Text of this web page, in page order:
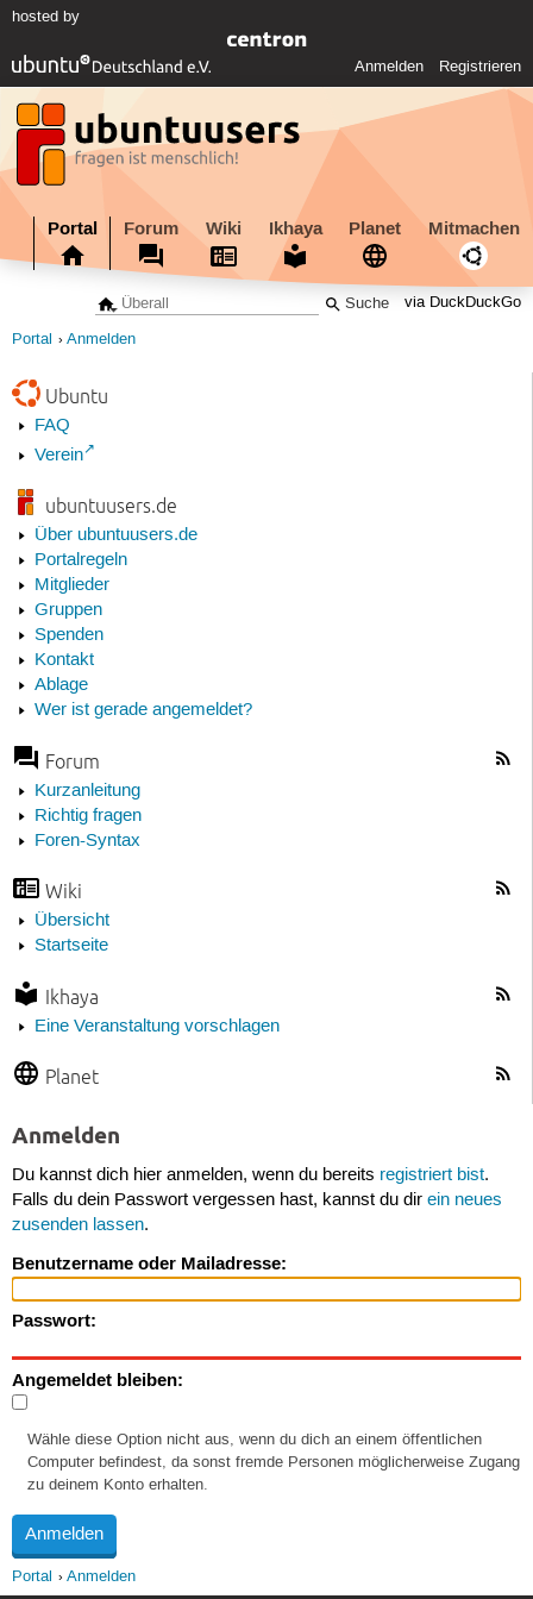
hosted by
Anmelden Registrieren
Portal Forum Wiki Ikhaya Planet Mitmachen
via DuckDuckGo
Portal Anmelden
Ubuntu
FAQ
Verein
ubuntuusers.de
Über ubuntuusers.de
Portalregeln
Mitglieder
Gruppen
Spenden
Kontakt
Ablage
Wer ist gerade angemeldet?
Forum
Kurzanleitung
Richtig fragen
Foren-Syntax
Wiki
Übersicht
Startseite
Ikhaya
Eine Veranstaltung vorschlagen
Planet
Anmelden
Du kannst dich hier anmelden, wenn du bereits registriert bist.
Falls du dein Passwort vergessen hast, kannst du dir ein neues
zusenden lassen.
Benutzername oder Mailadresse:
Passwort:
Angemeldet bleiben:
Wähle diese Option nicht aus, wenn du dich an einem öffentlichen
Computer befindest, da sonst fremde Personen möglicherweise Zugang
zu deinem Konto erhalten.
Portal Anmelden